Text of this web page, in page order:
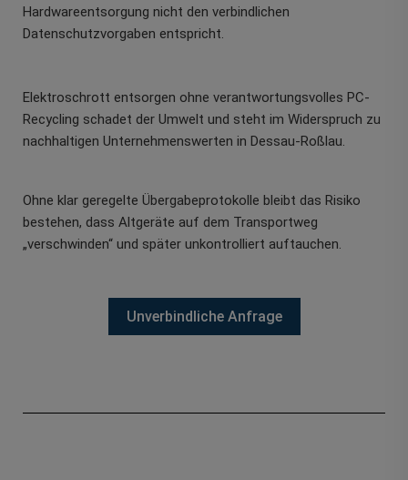
Hardwareentsorgung nicht den verbindlichen
Datenschutzvorgaben entspricht.
Elektroschrott entsorgen ohne verantwortungsvolles PC-
Recycling schadet der Umwelt und steht im Widerspruch zu
nachhaltigen Unternehmenswerten in Dessau-Roßlau.
Ohne klar geregelte Übergabeprotokolle bleibt das Risiko
bestehen, dass Altgeräte auf dem Transportweg
„verschwinden“ und später unkontrolliert auftauchen.
Unverbindliche Anfrage